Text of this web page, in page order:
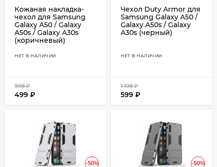
Кожаная накладка-
чехол для Samsung
Galaxy A50 / Galaxy
A50s / Galaxy A30s
(коричневый)
НЕТ В НАЛИЧИИ
998₽
499 ₽
Чехол Duty Armor для
Samsung Galaxy A50 /
Galaxy A50s / Galaxy
A30s (черный)
НЕТ В НАЛИЧИИ
1 198₽
599 ₽
-50% -50%